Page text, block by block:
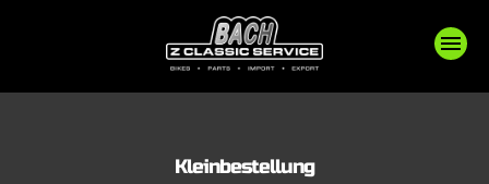
Kleinbestellung